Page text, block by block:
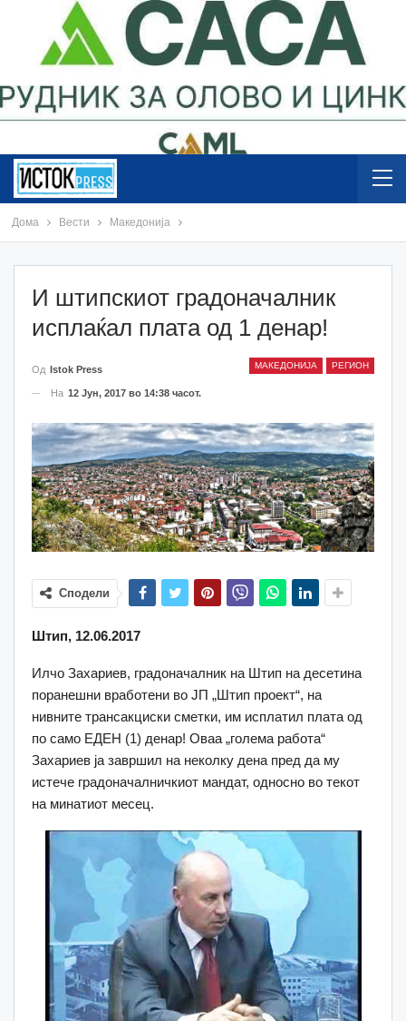
Дома Вести Македонија
И штипскиот градоначалник
исплаќал плата од 1 денар!
МАКЕДОНИЈА РЕГИОН
Од Istok Press
На 12 Јун, 2017 во 14:38 часот.
Сподели
Штип, 12.06.2017
Илчо Захариев, градоначалник на Штип на десетина
поранешни вработени во ЈП „Штип проект“, на
нивните трансакциски сметки, им исплатил плата од
по само ЕДЕН (1) денар! Оваа „голема работа“
Захариев ја завршил на неколку дена пред да му
истече градоначалничкиот мандат, односно во текот
на минатиот месец.